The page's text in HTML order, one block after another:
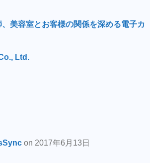
美容室とお客様の関係を深める電子カ
Ltd.
on 2017年6月13日